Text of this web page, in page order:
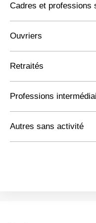
Cadres et professions
Ouvriers
Retraités
Professions
Autres sans activité